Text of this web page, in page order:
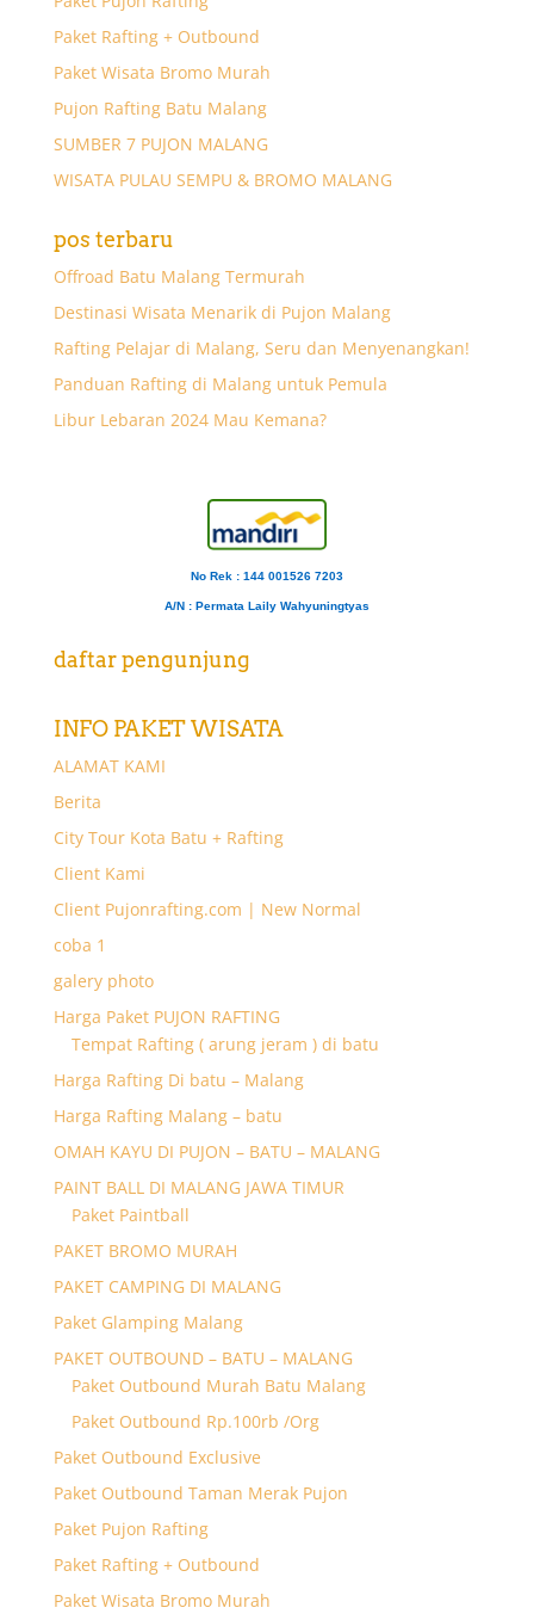
Paket Rafting + Outbound
Paket Wisata Bromo Murah
Pujon Rafting Batu Malang
SUMBER 7 PUJON MALANG
WISATA PULAU SEMPU & BROMO MALANG
pos terbaru
Offroad Batu Malang Termurah
Destinasi Wisata Menarik di Pujon Malang
Rafting Pelajar di Malang, Seru dan Menyenangkan!
Panduan Rafting di Malang untuk Pemula
Libur Lebaran 2024 Mau Kemana?
No Rek : 144 001526 7203
A/N : Permata Laily Wahyuningtyas
daftar pengunjung
INFO PAKET WISATA
ALAMAT KAMI
Berita
City Tour Kota Batu + Rafting
Client Kami
Client Pujonrafting.com | New Normal
coba 1
galery photo
Harga Paket PUJON RAFTING
Tempat Rafting ( arung jeram ) di batu
Harga Rafting Di batu – Malang
Harga Rafting Malang – batu
OMAH KAYU DI PUJON – BATU – MALANG
PAINT BALL DI MALANG JAWA TIMUR
Paket Paintball
PAKET BROMO MURAH
PAKET CAMPING DI MALANG
Paket Glamping Malang
PAKET OUTBOUND – BATU – MALANG
Paket Outbound Murah Batu Malang
Paket Outbound Rp.100rb /Org
Paket Outbound Exclusive
Paket Outbound Taman Merak Pujon
Paket Pujon Rafting
Paket Rafting + Outbound
Paket Wisata Bromo Murah